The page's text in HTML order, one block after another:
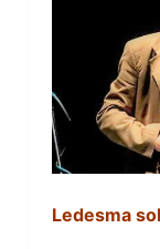
Ledesma